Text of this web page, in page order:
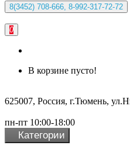
8(3452) 708-666, 8-992-317-72-72
0
В корзине пусто!
625007, Россия, г.Тюмень,
пн-пт 10:00-18:00
Категории